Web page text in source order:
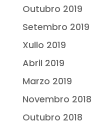
Outubro 2019
Setembro 2019
Xullo 2019
Abril 2019
Marzo 2019
Novembro 2018
Outubro 2018